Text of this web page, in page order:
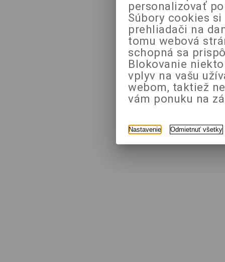
personalizovať
Súbory cookies
prehliadači na
tomu webová
schopná sa
Blokovanie
vplyv na vašu
webom, taktiež
vám ponuku na
Nastavenie Odmietnuť všetky